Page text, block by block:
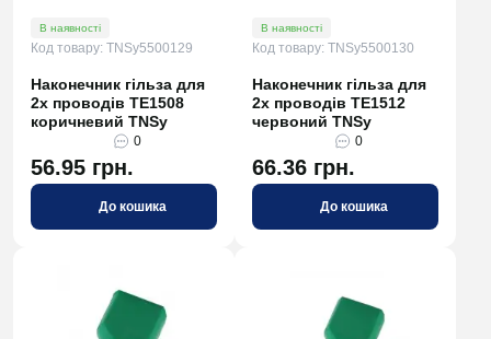
В наявності
Код товару: TNSy5500129
Наконечник гільза для
2х проводів TE1508
коричневий TNSy
0
56.95 грн.
До кошика
В наявності
Код товару: TNSy5500130
Наконечник гільза для
2х проводів TE1512
червоний TNSy
0
66.36 грн.
До кошика